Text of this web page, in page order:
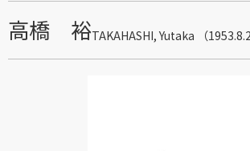
高橋 裕TAKAHASHI, Yutaka （